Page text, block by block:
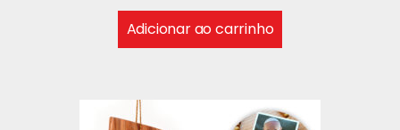
Adicionar ao carrinho